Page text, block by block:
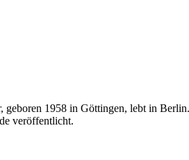
1958 in Göttingen, lebt in
veröffentlicht.